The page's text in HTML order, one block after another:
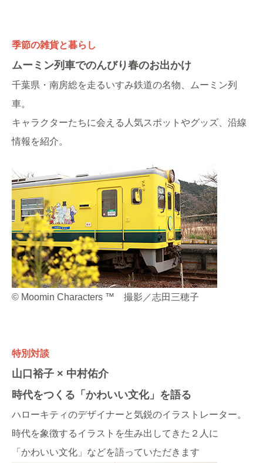
季節の雑貨と暮らし
ムーミン列車でのんびり春のお出かけ
千葉県・南房総を走るいすみ鉄道の名物、ムーミン列
車。
キャラクターたちに会える人気スポットやグッズ、沿線
情報を紹介。
© Moomin Characters ™ 撮影／志田三穂子
特別対談
山口裕子 × 中村佑介
時代をつくる「かわいい文化」を語る
ハローキティのデザイナーと気鋭のイラストレーター。
時代を象徴するイラストを生み出してきた２人に
「かわいい文化」などを語っていただきます